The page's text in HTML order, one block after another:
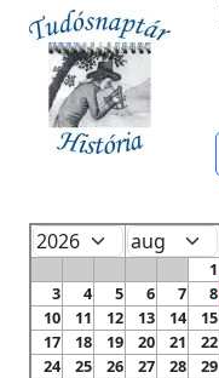
1
3
4 5 6 7 8
10
11 12 13 14 15
17
18 19 20 21 22
24
25 26 27 28 29